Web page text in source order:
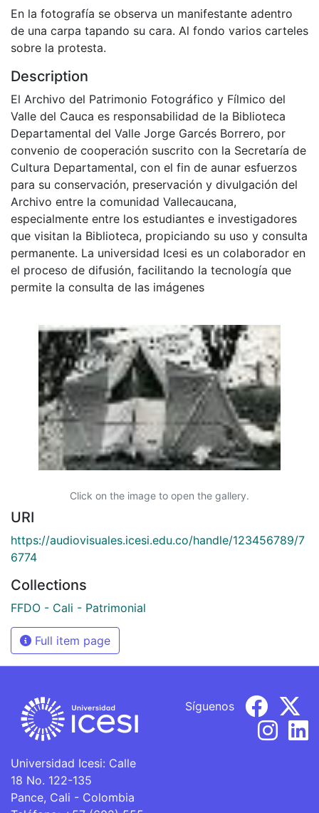
En la fotografía se observa un manifestante adentro
de una carpa tapando su cara. Al fondo varios carteles
sobre la protesta.
Description
El Archivo del Patrimonio Fotográfico y Fílmico del
Valle del Cauca es responsabilidad de la Biblioteca
Departamental del Valle Jorge Garcés Borrero, por
convenio de cooperación suscrito con la Secretaría de
Cultura Departamental, con el fin de aunar esfuerzos
para su conservación, preservación y divulgación del
Archivo entre la comunidad Vallecaucana,
especialmente entre los estudiantes e investigadores
que visitan la Biblioteca, propiciando su uso y consulta
permanente. La universidad Icesi es un colaborador en
el proceso de difusión, facilitando la tecnología que
permite la consulta de las imágenes
Click on the image to open the gallery.
URI
https://audiovisuales.icesi.edu.co/handle/123456789/7
6774
Collections
FFDO - Cali - Patrimonial
Full item page
Universidad Icesi: Calle
18 No. 122-135
Pance, Cali - Colombia
Síguenos